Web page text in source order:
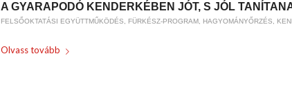
A GYARAPODÓ KENDERKÉBEN JÓT, S JÓL
FELSŐOKTATÁSI EGYÜTTMŰKÖDÉS, FÜRKÉSZ-PROGRAM, HAGYOMÁNYŐRZÉS,
Olvass tovább